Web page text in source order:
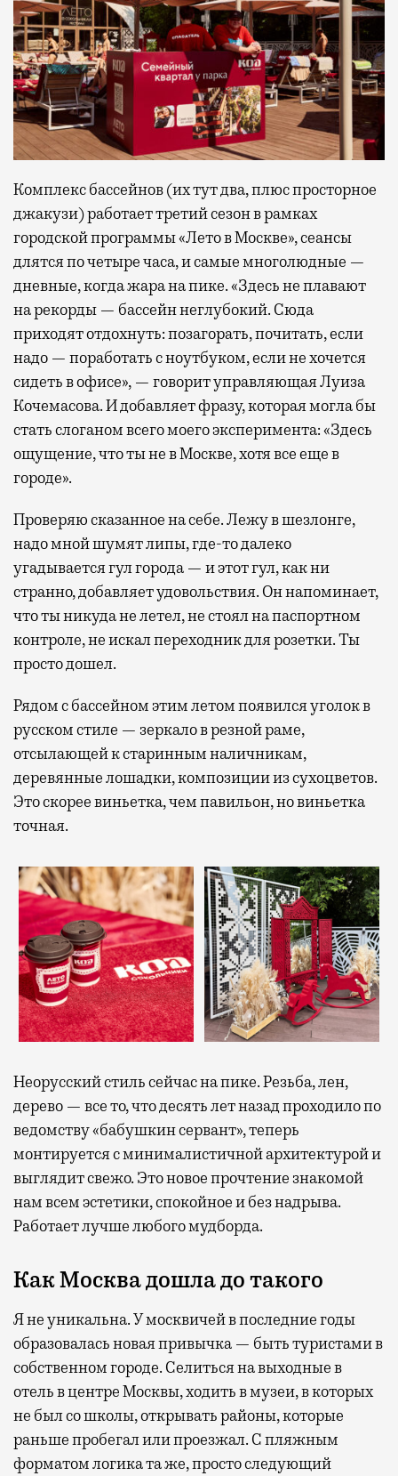
Комплекс бассейнов (их тут два, плюс просторное
джакузи) работает третий сезон в рамках
городской программы «Лето в Москве», сеансы
длятся по четыре часа, и самые многолюдные —
дневные, когда жара на пике. «Здесь не плавают
на рекорды — бассейн неглубокий. Сюда
приходят отдохнуть: позагорать, почитать, если
надо — поработать с ноутбуком, если не хочется
сидеть в офисе», — говорит управляющая Луиза
Кочемасова. И добавляет фразу, которая могла бы
стать слоганом всего моего эксперимента: «Здесь
ощущение, что ты не в Москве, хотя все еще в
городе».
Проверяю сказанное на себе. Лежу в шезлонге,
надо мной шумят липы, где-то далеко
угадывается гул города — и этот гул, как ни
странно, добавляет удовольствия. Он напоминает,
что ты никуда не летел, не стоял на паспортном
контроле, не искал переходник для розетки. Ты
просто дошел.
Рядом с бассейном этим летом появился уголок в
русском стиле — зеркало в резной раме,
отсылающей к старинным наличникам,
деревянные лошадки, композиции из сухоцветов.
Это скорее виньетка, чем павильон, но виньетка
точная.
Неорусский стиль сейчас на пике. Резьба, лен,
дерево — все то, что десять лет назад проходило по
ведомству «бабушкин сервант», теперь
монтируется с минималистичной архитектурой и
выглядит свежо. Это новое прочтение знакомой
нам всем эстетики, спокойное и без надрыва.
Работает лучше любого мудборда.
Как Москва дошла до такого
Я не уникальна. У москвичей в последние годы
образовалась новая привычка — быть туристами в
собственном городе. Селиться на выходные в
отель в центре Москвы, ходить в музеи, в которых
не был со школы, открывать районы, которые
раньше пробегал или проезжал. С пляжным
форматом логика та же, просто следующий